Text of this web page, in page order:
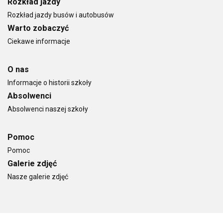
Rozkład jazdy busów i autobusów
Warto zobaczyć
Ciekawe informacje
O nas
Informacje o historii szkoły
Absolwenci
Absolwenci naszej szkoły
Pomoc
Pomoc
Galerie zdjęć
Nasze galerie zdjęć